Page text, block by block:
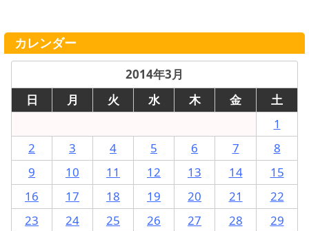
カレンダー
2014年3月
日
月 火 水 木 金
土
1
2
3 4 5 6 7
8
9
10 11 12 13 14
15
16
17 18 19 20 21
22
23
24 25 26 27 28
29